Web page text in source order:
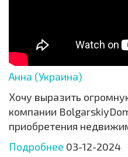
Анна (Украина)
Хочу выразить
компании
приобретения
Подробнее 03-12-2024